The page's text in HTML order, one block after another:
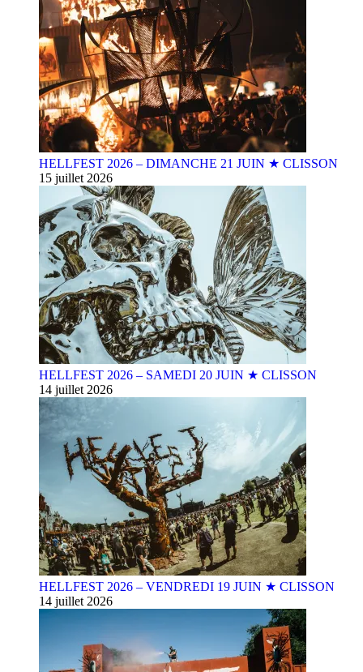
HELLFEST 2026 – DIMANCHE 21 JUIN ★ CLISSON
15 juillet 2026
HELLFEST 2026 – SAMEDI 20 JUIN ★ CLISSON
14 juillet 2026
HELLFEST 2026 – VENDREDI 19 JUIN ★ CLISSON
14 juillet 2026